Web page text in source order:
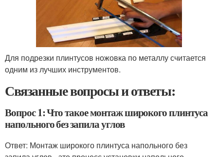
Для подрезки плинтусов ножовка по металлу считается
одним из лучших инструментов.
Связанные вопросы и ответы:
Вопрос 1: Что такое монтаж широкого плинтуса
напольного без запила углов
Ответ: Монтаж широкого плинтуса напольного без